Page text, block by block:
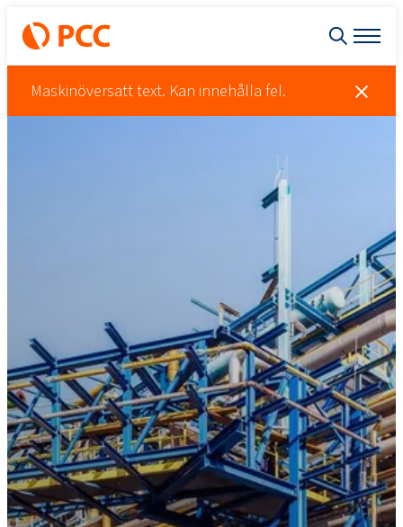
Maskinöversatt text. Kan innehålla fel.